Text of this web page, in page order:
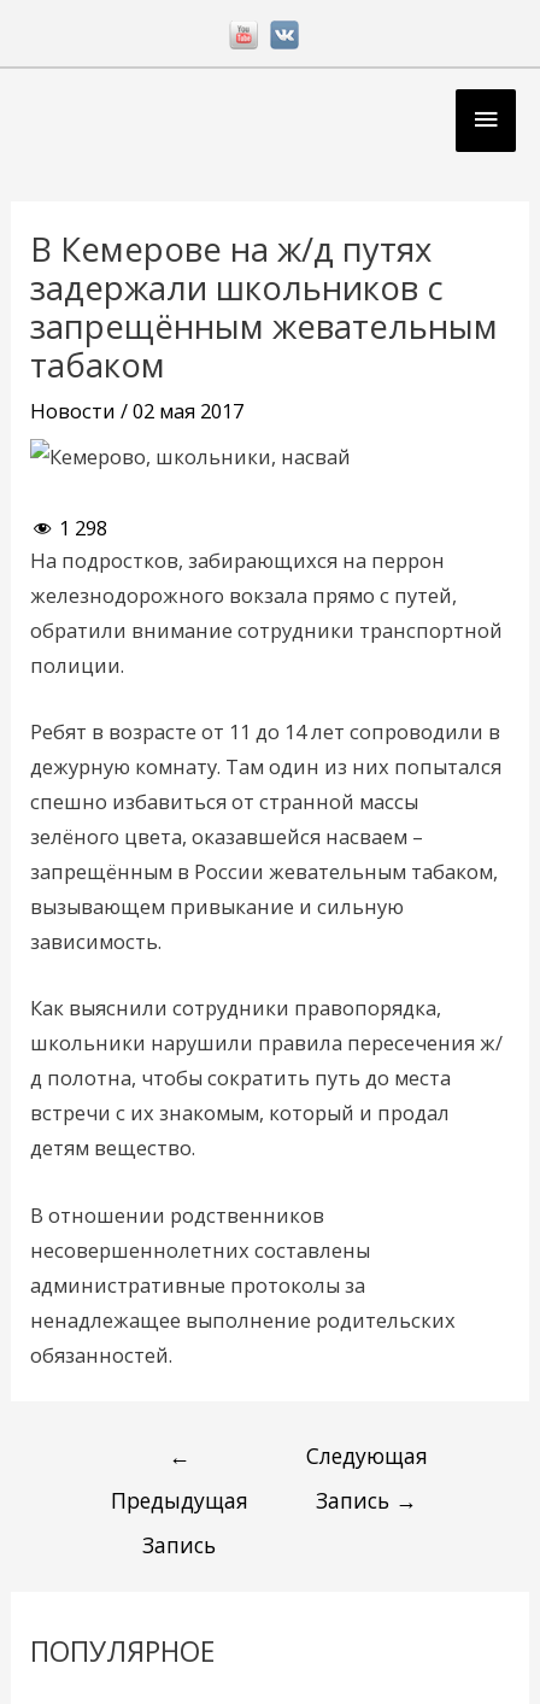
В Кемерове на ж/д путях
задержали школьников с
запрещённым жевательным
табаком
Новости /02 мая 2017
1 298
На подростков, забирающихся на перрон
железнодорожного вокзала прямо с путей,
обратили внимание сотрудники транспортной
полиции.
Ребят в возрасте от 11 до 14 лет сопроводили в
дежурную комнату. Там один из них попытался
спешно избавиться от странной массы
зелёного цвета, оказавшейся насваем –
запрещённым в России жевательным табаком,
вызывающем привыкание и сильную
зависимость.
Как выяснили сотрудники правопорядка,
школьники нарушили правила пересечения ж/
д полотна, чтобы сократить путь до места
встречи с их знакомым, который и продал
детям вещество.
В отношении родственников
несовершеннолетних составлены
административные протоколы за
ненадлежащее выполнение родительских
обязанностей.
записям
←
Предыдущая
Запись
Следующая
Запись →
ПОПУЛЯРНОЕ